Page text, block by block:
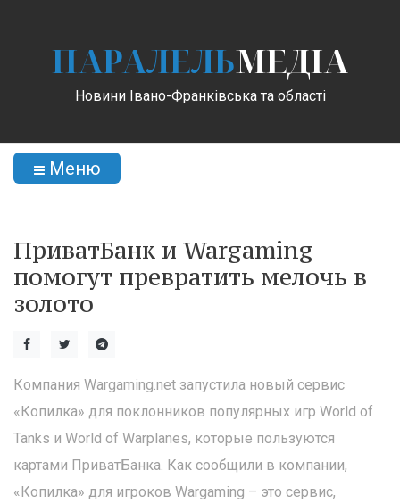
ПАРАЛЕЛЬМЕДІА
Новини Івано-Франківська та області
Меню
ПриватБанк и Wargaming
помогут превратить мелочь в
золото
Компания Wargaming.net запустила новый сервис
«Копилка» для поклонников популярных игр World of
Tanks и World of Warplanes, которые пользуются
картами ПриватБанка. Как сообщили в компании,
«Копилка» для игроков Wargaming – это сервис,